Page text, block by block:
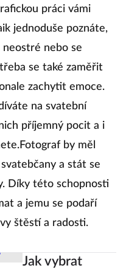
práci vámi
jednoduše poznáte,
neostré nebo se
se také zaměřit
zachytit emoce.
na svatební
příjemný pocit a i
by měl
a stát se
Díky této schopnosti
a jemu se podaří
štěstí a radosti.
Jak vybrat